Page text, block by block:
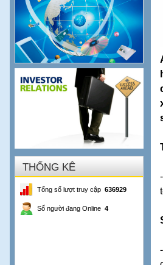
THỐNG KÊ
Tổng số lượt truy cập 636929
Số người đang Online 4